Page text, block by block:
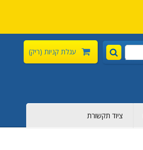
עגלת קניות (ריק)
ציוד תקשורת